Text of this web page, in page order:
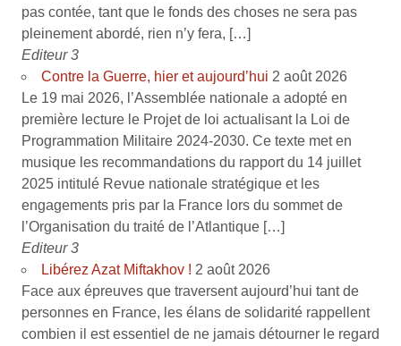
pas contée, tant que le fonds des choses ne sera pas
pleinement abordé, rien n’y fera, […]
Editeur 3
Contre la Guerre, hier et aujourd’hui 2 août 2026
Le 19 mai 2026, l’Assemblée nationale a adopté en
première lecture le Projet de loi actualisant la Loi de
Programmation Militaire 2024-2030. Ce texte met en
musique les recommandations du rapport du 14 juillet
2025 intitulé Revue nationale stratégique et les
engagements pris par la France lors du sommet de
l’Organisation du traité de l’Atlantique […]
Editeur 3
Libérez Azat Miftakhov ! 2 août 2026
Face aux épreuves que traversent aujourd’hui tant de
personnes en France, les élans de solidarité rappellent
combien il est essentiel de ne jamais détourner le regard